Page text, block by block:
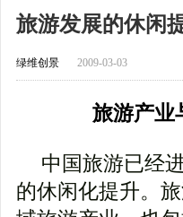
旅游发展的休闲
绿维创景 2009-03-03
旅游产业
中国旅游已经
的休闲化提升。